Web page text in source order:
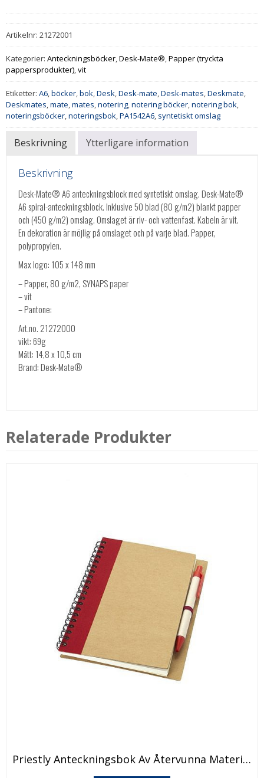
Artikelnr: 21272001
Kategorier: Anteckningsböcker Desk-Mate® Papper (tryckta
pappersprodukter) vit
Etiketter: A6 böcker bok Desk Desk-mate Desk-mates Deskmate
Deskmates mate mates notering notering böcker notering bok
noteringsböcker noteringsbok PA1542A6 syntetiskt omslag
Beskrivning Ytterligare information
Beskrivning
Desk-Mate® A6 anteckningsblock med syntetiskt omslag. Desk-Mate®
A6 spiral-anteckningsblock. Inklusive 50 blad (80 g/m2) blankt papper
och (450 g/m2) omslag. Omslaget är riv- och vattenfast. Kabeln är vit.
En dekoration är möjlig på omslaget och på varje blad. Papper,
polypropylen.
Max logo: 105 x 148 mm
– Papper, 80 g/m2, SYNAPS paper
– vit
– Pantone:
Art.no. 21272000
vikt: 69g
Mått: 14,8 x 10,5 cm
Brand: Desk-Mate®
Relaterade Produkter
Den
här
produkten
Priestly Anteckningsbok Av Återvunna Material Med Penna